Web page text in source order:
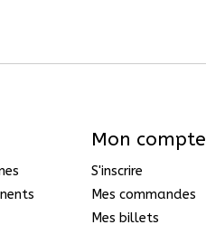
Mon compte
S'inscrire
Mes commandes
Mes billets